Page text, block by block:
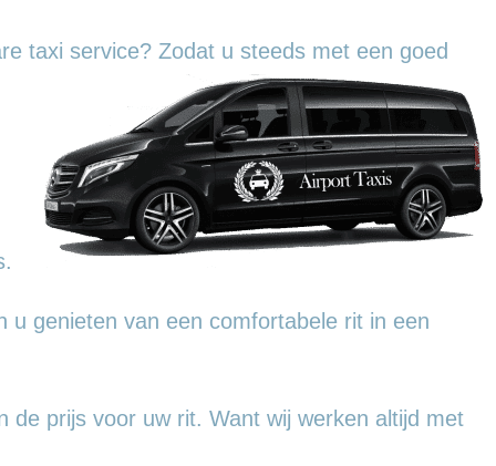
taxi service? Zodat u steeds met een goed
genieten van een comfortabele rit in een
prijs voor uw rit. Want wij werken altijd met